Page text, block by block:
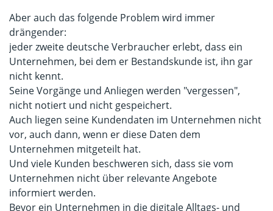
Aber auch das folgende Problem wird immer
drängender:
jeder zweite deutsche Verbraucher erlebt, dass ein
Unternehmen, bei dem er Bestandskunde ist, ihn gar
nicht kennt.
Seine Vorgänge und Anliegen werden "vergessen",
nicht notiert und nicht gespeichert.
Auch liegen seine Kundendaten im Unternehmen nicht
vor, auch dann, wenn er diese Daten dem
Unternehmen mitgeteilt hat.
Und viele Kunden beschweren sich, dass sie vom
Unternehmen nicht über relevante Angebote
informiert werden.
Bevor ein Unternehmen in die digitale Alltags- und